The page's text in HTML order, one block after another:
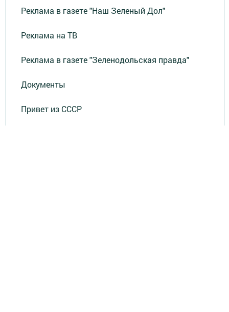
Реклама в газете "Наш Зеленый Дол"
Реклама на ТВ
Реклама в газете "Зеленодольская правда"
Документы
Привет из СССР